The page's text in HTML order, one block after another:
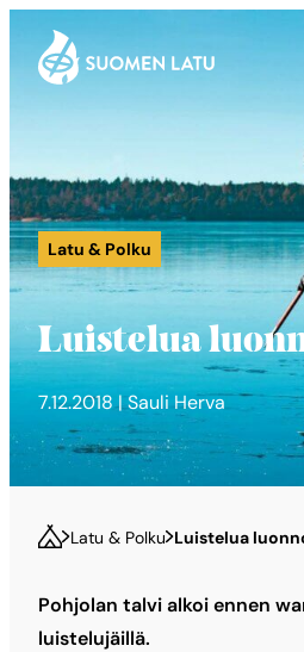
Siirry
suoraan
Suomen Latu
Latu & Polku
Luistelua
7.12.2018 | Sauli Herva
Latu & Polku Luistelua
Pohjolan talvi alkoi ennen
luistelujäillä.